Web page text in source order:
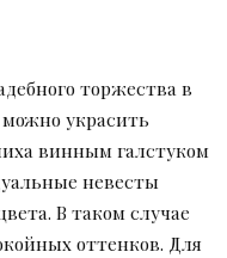
торжества в
украсить
винным галстуком
невесты
В таком случае
оттенков. Для